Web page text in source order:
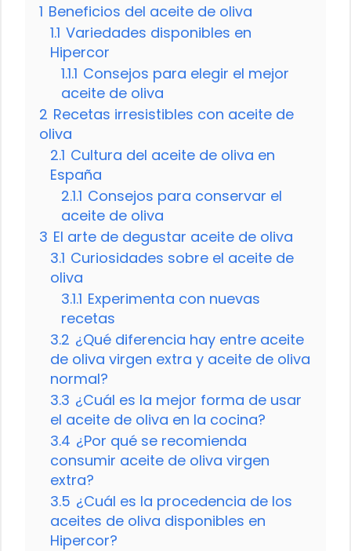
1 Beneficios del aceite de oliva
1.1 Variedades disponibles en
Hipercor
1.1.1 Consejos para elegir el mejor
aceite de oliva
2 Recetas irresistibles con aceite de
oliva
2.1 Cultura del aceite de oliva en
España
2.1.1 Consejos para conservar el
aceite de oliva
3 El arte de degustar aceite de oliva
3.1 Curiosidades sobre el aceite de
oliva
3.1.1 Experimenta con nuevas
recetas
3.2 ¿Qué diferencia hay entre aceite
de oliva virgen extra y aceite de oliva
normal?
3.3 ¿Cuál es la mejor forma de usar
el aceite de oliva en la cocina?
3.4 ¿Por qué se recomienda
consumir aceite de oliva virgen
extra?
3.5 ¿Cuál es la procedencia de los
aceites de oliva disponibles en
Hipercor?